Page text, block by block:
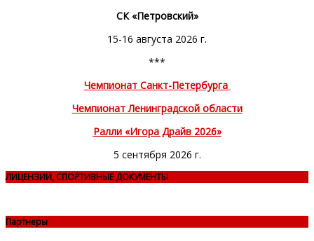
СК «Петровский»
15-16 августа 2026 г.
***
Чемпионат Санкт-Петербурга
Чемпионат Ленинградской области
Ралли «Игора Драйв 2026»
5 сентября 2026 г.
ЛИЦЕНЗИИ, СПОРТИВНЫЕ ДОКУМЕНТЫ
Партнеры